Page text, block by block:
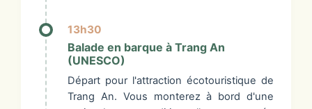
13h30
Balade en barque à Trang An
(UNESCO)
Départ pour l'attraction écotouristique de
Trang An. Vous monterez à bord d'une